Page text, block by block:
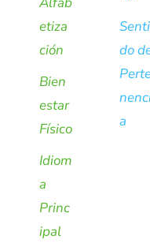
etiza
ción
Bien
estar
Físico
Idiom
a
Princ
ipal
Senti
do
a